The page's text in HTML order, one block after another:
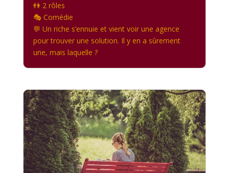
👫 2 rôles
🎭 Comédie
💬 Un riche s’ennuie et vient voir une agence
pour trouver une solution. Il y en a sûrement
une, mais laquelle ?